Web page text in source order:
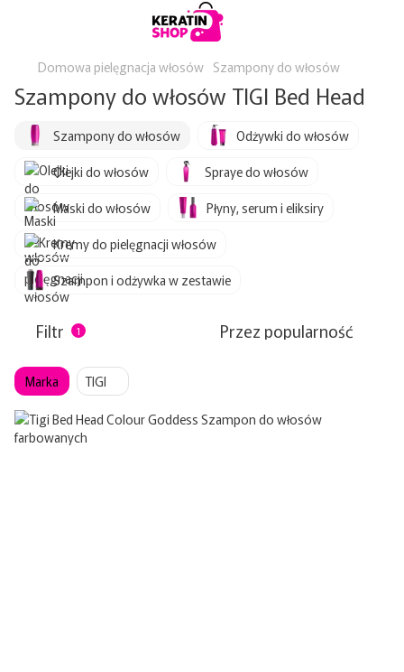
Domowa pielęgnacja włosów Szampony do włosów
Szampony do włosów TIGI Bed Head
Szampony do włosów
Odżywki do włosów
Olejki do włosów
Spraye do włosów
Maski do włosów
Płyny, serum i eliksiry
Kremy do pielęgnacji włosów
Szampon i odżywka w zestawie
Filtr 1 Przez popularność
Marka TIGI